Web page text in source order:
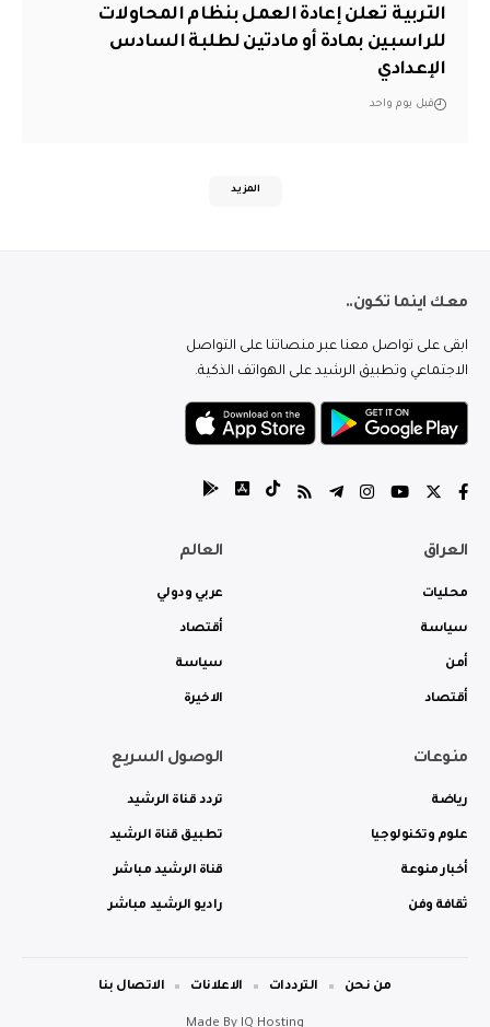
التربية تعلن إعادة العمل بنظام المحاولات
للراسبين بمادة أو مادتين لطلبة السادس
الإعدادي
قبل يوم واحد
المزيد
معك اينما تكون..
ابقى على تواصل معنا عبر منصاتنا على التواصل
الاجتماعي وتطبيق الرشيد على الهواتف الذكية.
العراق
محليات
سياسة
أمن
أقتصاد
العالم
عربي ودولي
أقتصاد
سياسة
الاخيرة
منوعات
رياضة
علوم وتكنولوجيا
أخبار منوعة
ثقافة وفن
الوصول السريع
تردد قناة الرشيد
تطبيق قناة الرشيد
قناة الرشيد مباشر
راديو الرشيد مباشر
Made By IQ Hosting
من نحن الترددات الاعلانات الاتصال بنا